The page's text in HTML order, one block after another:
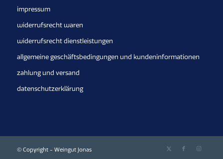
impressum
widerrufsrecht waren
widerrufsrecht dienstleistungen
allgemeine geschäftsbedingungen und kundeninformationen
zahlung und versand
datenschutzerklärung
© Copyright - Weingut Jonas